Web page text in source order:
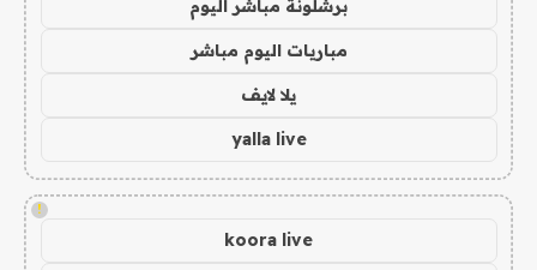
برشلونة مباشر اليوم
مباريات اليوم مباشر
يلا لايف
yalla live
!
koora live